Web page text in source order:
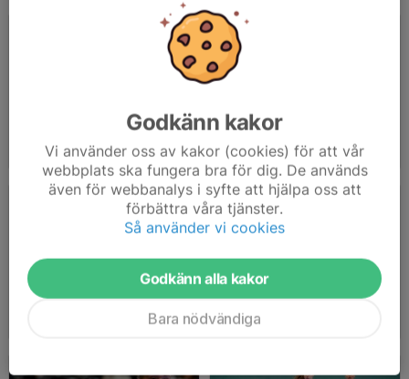
Ungdomgala 2024 - fotograf Johan Pettersson
2024-11-23 | 102 st
BoIS-dagen 2024
2024-09-01 | 66 st
Klassbollen 2024 Städdagen 2024
2024-04-21
Godkänn kakor
Vi använder oss av kakor (cookies) för att vår
webbplats ska fungera bra för dig. De används
även för webbanalys i syfte att hjälpa oss att
förbättra våra tjänster.
Så använder vi cookies
Godkänn alla kakor
Bara nödvändiga